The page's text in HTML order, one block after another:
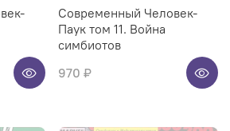
Современный Человек-
Паук том 11. Война
симбиотов
970 ₽